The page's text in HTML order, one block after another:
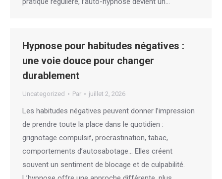
Hypnose pour habitudes négatives :
une voie douce pour changer
durablement
Uncategorized Par juillet 2, 2026
Les habitudes négatives peuvent donner l’impression
de prendre toute la place dans le quotidien :
grignotage compulsif, procrastination, tabac,
comportements d’autosabotage… Elles créent
souvent un sentiment de blocage et de culpabilité.